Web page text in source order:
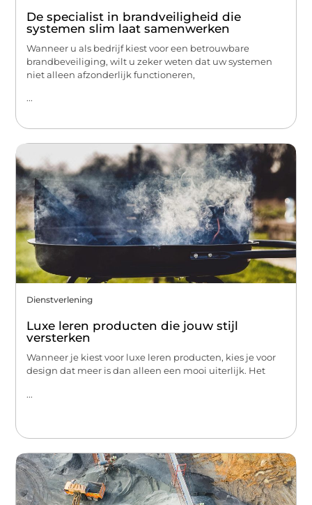
De specialist in brandveiligheid die
systemen slim laat samenwerken
Wanneer u als bedrijf kiest voor een betrouwbare
brandbeveiliging, wilt u zeker weten dat uw systemen
niet alleen afzonderlijk functioneren,
...
Dienstverlening
Luxe leren producten die jouw stijl
versterken
Wanneer je kiest voor luxe leren producten, kies je voor
design dat meer is dan alleen een mooi uiterlijk. Het
...